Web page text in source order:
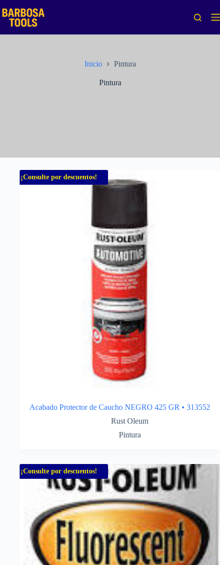
al
contenido
Inicio Pintura
Pintura
¡Consulte por descuentos!
Acabado Protector de Caucho NEGRO 425 GR • 313552
Rust Oleum
Pintura
¡Consulte por descuentos!